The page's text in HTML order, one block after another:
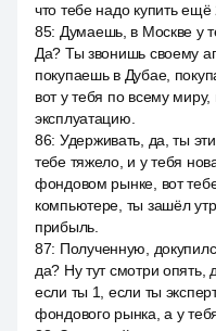
что тебе надо купить ещё
85: Думаешь, в Москве у
Да? Ты звонишь своему
покупаешь в Дубае,
вот у тебя по всему миру,
эксплуатацию.
86: Удерживать, да, ты
тебе тяжело, и у тебя
фондовом рынке, вот тебе
компьютере, ты зашёл
прибыль.
87: Полученную,
да? Ну тут смотри опять,
если ты 1, если ты
фондового рынка, а у